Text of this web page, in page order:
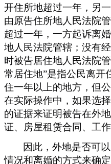
开住所地超过一年，另
由原告住所地人民法院
超过一年，一方起诉离
地人民法院管辖；没有
时被告居住地人民法院
常居住地”是指公民离开
住一年以上的地方，但
在实际操作中，如果选
的证据来证明被告在外
证、房屋租赁合同、工
因此，外地是否可
情况和离婚的方式来确